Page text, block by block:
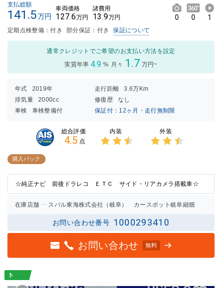
支払総額
141.5万円
車両価格
127.6万円
諸費用
13.9万円 0 0 1
定期点検整備：付き 部分保証：付き 保証について
通常クレジットでご希望のお支払い方法を設定
実質年率 4.9 % 月々 1.7 万円~
年式 2019年 走行距離
3.6万Km
排気量
2000cc 修復歴
なし
車検
車検整備付 保証付：12ヶ月・走行無制限
総合評価
4.5 点
内装 外装
購入パック
☆純正ナビ 前後ドラレコ ＥＴＣ サイド・リアカメラ搭載車☆
在庫店舗 スバル東海株式会社（岐阜） カースポット岐阜細畑
お問い合わせ番号 1000293410
お問い合わせ 無料